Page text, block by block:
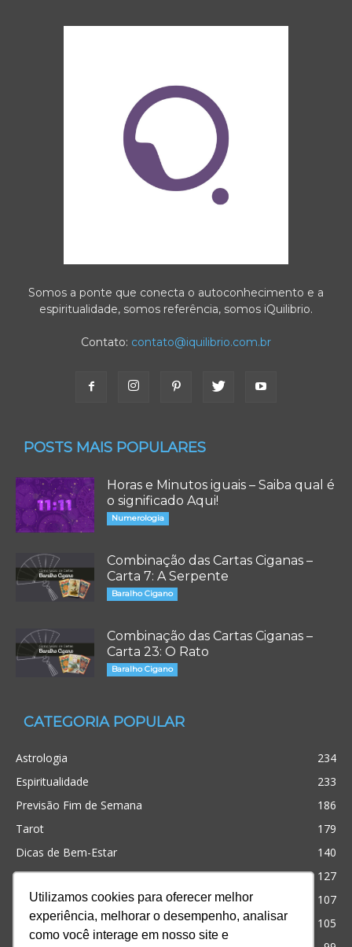
Utilizamos cookies para oferecer melhor
experiência, melhorar o desempenho, analisar
como você interage em nosso site e
Somos a ponte que conecta o autoconhecimento e a
espiritualidade, somos referência, somos iQuilibrio.
Contato: contato@iquilibrio.com.br
POSTS MAIS POPULARES
Horas e Minutos iguais – Saiba qual é
o significado Aqui!
Numerologia
Combinação das Cartas Ciganas –
Carta 7: A Serpente
Baralho Cigano
Combinação das Cartas Ciganas –
Carta 23: O Rato
Baralho Cigano
CATEGORIA POPULAR
Astrologia
234
Espiritualidade
233
Previsão Fim de Semana
186
Tarot
179
Dicas de Bem-Estar
140
Cristianismo
127
Simpatias
107
Significado dos sonhos
105